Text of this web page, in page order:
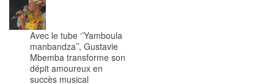
Avec le tube ‘’Yamboula
manbandza’’, Gustavie
Mbemba transforme son
dépit amoureux en
succès musical